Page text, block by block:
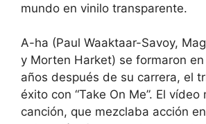
mundo en vinilo transparente.
A-ha (Paul Waaktaar-Savoy,
y Morten Harket) se formaron en
años después de su carrera, el
éxito con “Take On Me”. El
canción, que mezclaba acción